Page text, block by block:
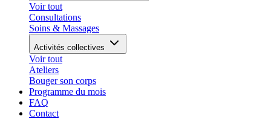
Voir tout
Consultations
Soins & Massages
Activités collectives
Voir tout
Ateliers
Bouger son corps
Programme du mois
FAQ
Contact